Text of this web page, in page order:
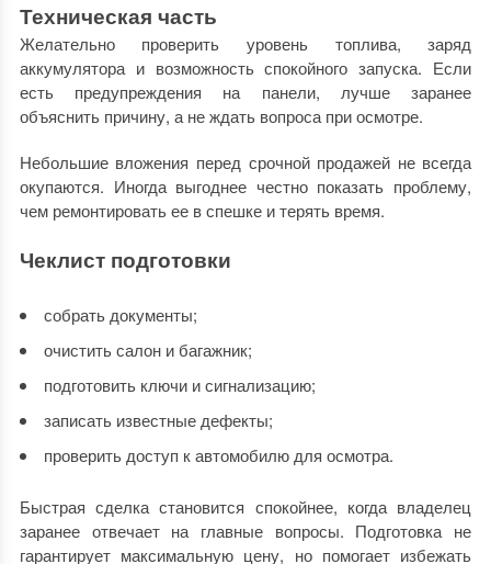
Техническая часть
Желательно проверить уровень топлива, заряд
аккумулятора и возможность спокойного запуска. Если
есть предупреждения на панели, лучше заранее
объяснить причину, а не ждать вопроса при осмотре.
Небольшие вложения перед срочной продажей не всегда
окупаются. Иногда выгоднее честно показать проблему,
чем ремонтировать ее в спешке и терять время.
Чеклист подготовки
собрать документы;
очистить салон и багажник;
подготовить ключи и сигнализацию;
записать известные дефекты;
проверить доступ к автомобилю для осмотра.
Быстрая сделка становится спокойнее, когда владелец
заранее отвечает на главные вопросы. Подготовка не
гарантирует максимальную цену, но помогает избежать